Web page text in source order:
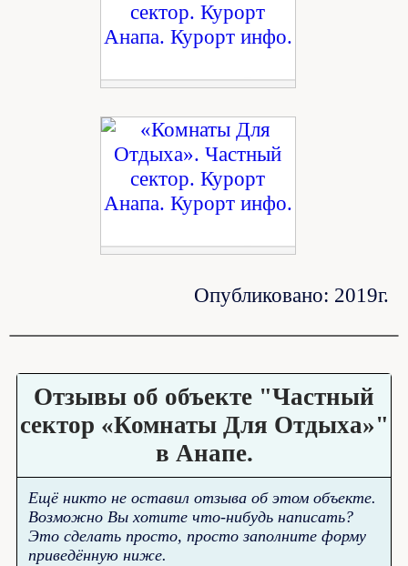
Опубликовано: 2019г.
Отзывы об объекте "Частный
сектор «Комнаты Для Отдыха»"
в Анапе.
Ещё никто не оставил отзыва об этом объекте.
Возможно Вы хотите что-нибудь написать?
Это сделать просто, просто заполните форму
приведённую ниже.